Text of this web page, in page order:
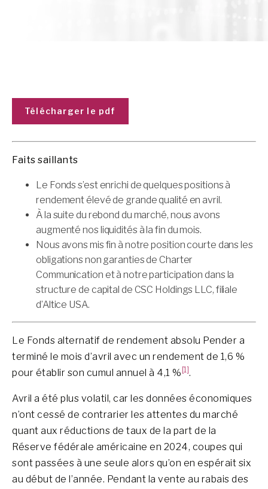
Télécharger le pdf
Faits saillants
Le Fonds s’est enrichi de quelques positions à
rendement élevé de grande qualité en avril.
À la suite du rebond du marché, nous avons
augmenté nos liquidités à la fin du mois.
Nous avons mis fin à notre position courte dans les
obligations non garanties de Charter
Communication et à notre participation dans la
structure de capital de CSC Holdings LLC, filiale
d’Altice USA.
Le Fonds alternatif de rendement absolu Pender a
terminé le mois d’avril avec un rendement de 1,6 %
pour établir son cumul annuel à 4,1 % [1].
Avril a été plus volatil, car les données économiques
n’ont cessé de contrarier les attentes du marché
quant aux réductions de taux de la part de la
Réserve fédérale américaine en 2024, coupes qui
sont passées à une seule alors qu’on en espérait six
au début de l’année. Pendant la vente au rabais des